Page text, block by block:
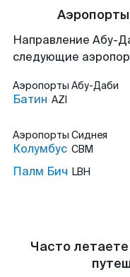
Направление Абу-
следующие
Аэропорты Абу-Даби
Батин AZI
Аэропорты Сиднея
Колумбус CBM
Палм Бич LBH
Часто